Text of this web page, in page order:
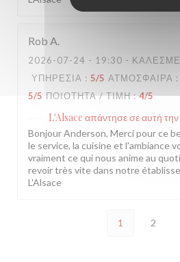
Rob A
2026-07-24 - 19:30 -
ΥΠΗΡΕΣΊΑ : 5/5 ΑΤΜΌΣΦΑΙΡΑ :
5/5 ΠΟΙΌΤΗΤΑ / ΤΙΜΉ: 4/5
L'Alsace απάντησε σε αυτή την
Bonjour Anderson, Merci pour ce
le service, la cuisine et l'ambiance
vraiment ce qui nous anime au
revoir très vite dans notre
L'Alsace
1 2